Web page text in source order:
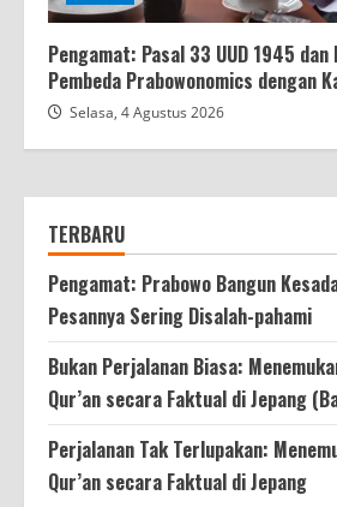
Pengamat: Pasal 33 UUD 1945 dan
Pembeda Prabowonomics dengan
Selasa, 4 Agustus 2026
TERBARU
Pengamat: Prabowo Bangun
Pesannya Sering Disalah-pahami
Bukan Perjalanan Biasa:
Qur’an secara Faktual di Jepang
Perjalanan Tak Terlupakan:
Qur’an secara Faktual di Jepang